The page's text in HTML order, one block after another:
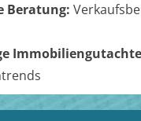
Beratung: